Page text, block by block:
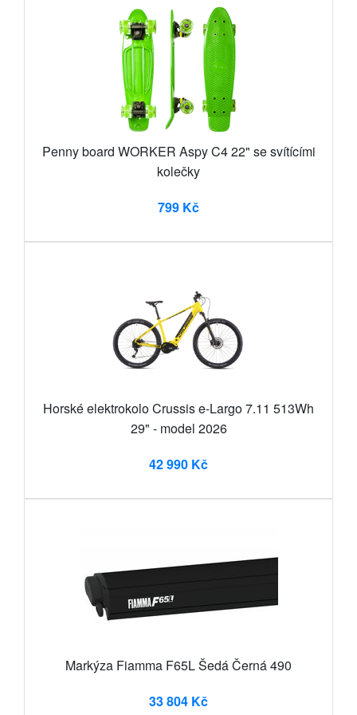
Penny board WORKER Aspy C4 22" se svítícími
kolečky
799 Kč
Horské elektrokolo Crussis e-Largo 7.11 513Wh
29" - model 2026
42 990 Kč
Markýza Fiamma F65L Šedá Černá 490
33 804 Kč